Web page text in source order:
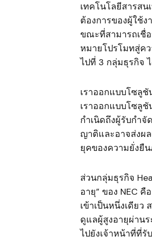
เทคโนโลยีสารส
ต้องการของผู้ใช้
ขณะที่สามารถเชื่
หมายโปรโมทสู่ค
ไปที่ 3 กลุ่มธุรกิจ
เราออกแบบโซลู
เราออกแบบโซลู
กำเนิดถึงผู้รับกำ
ญาติและอาจส่งผ
ยุคของความยั่งยื
ส่วนกลุ่มธุรกิจ
อายุ” ของ NEC
เข้าเป็นหนึ่งเดีย
ดูแลผู้สูงอายุผ่าน
ไปยังเจ้าหน้าที่ที่